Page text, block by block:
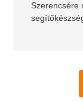
Szerencsére